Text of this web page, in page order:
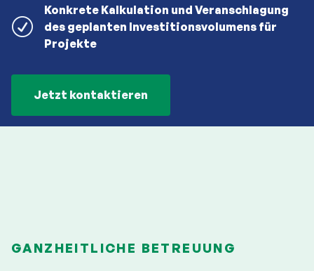
Konkrete Kalkulation und Veranschlagung
des geplanten Investitionsvolumens für
Projekte
Jetzt kontaktieren
GANZHEITLICHE BETREUUNG